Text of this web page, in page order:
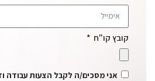
קובץ קו"ח
אני מסכים/ה לקבל הצעות עבודה